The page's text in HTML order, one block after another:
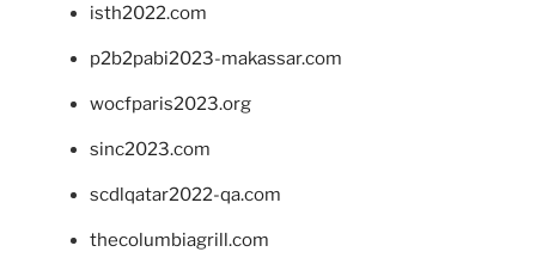
isth2022.com
p2b2pabi2023-makassar.com
wocfparis2023.org
sinc2023.com
scdlqatar2022-qa.com
thecolumbiagrill.com